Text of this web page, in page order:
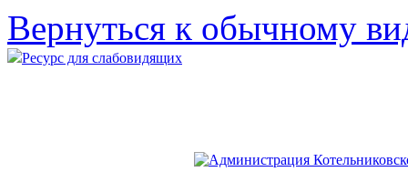
Вернуться к обычному
Ресурс для слабовидящих